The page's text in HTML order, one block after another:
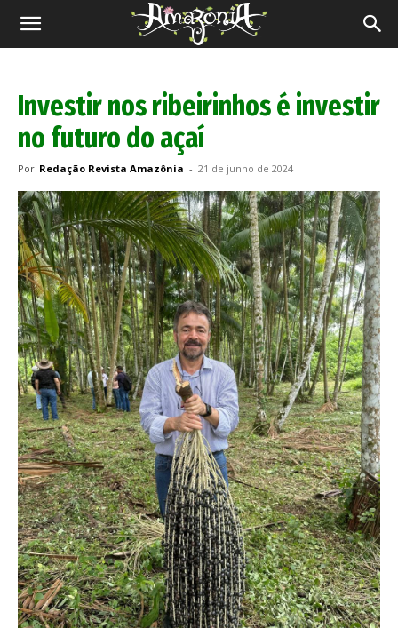
Revista
Investir nos ribeirinhos é investir
no futuro do açaí
Por Redação Revista Amazônia - 21 de junho de 2024